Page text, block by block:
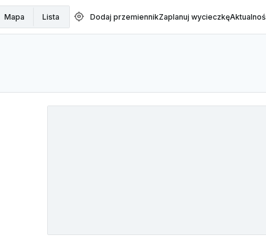
Mapa Lista my_location Dodaj przemiennikZaplanuj wycieczkę